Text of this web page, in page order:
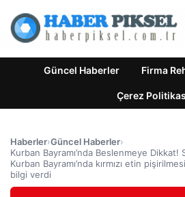
Güncel Haberler Firma
Çerez
Haberler›Güncel Haberler›
Kurban Bayramı’nda Beslenmeye Dikkat!
Kurban Bayramı’nda kırmızı etin
bilgi verdi